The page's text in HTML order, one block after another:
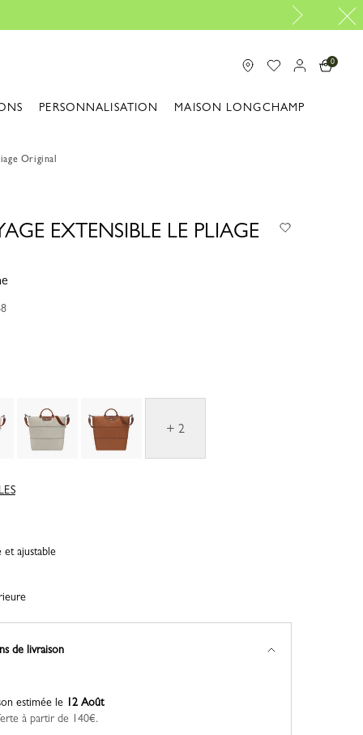
0
PERSONNALISATION MAISON LONGCHAMP
Original
EXTENSIBLE LE PLIAGE
+ 2
et ajustable
de livraison
estimée le 12 Août
à partir de 140€.